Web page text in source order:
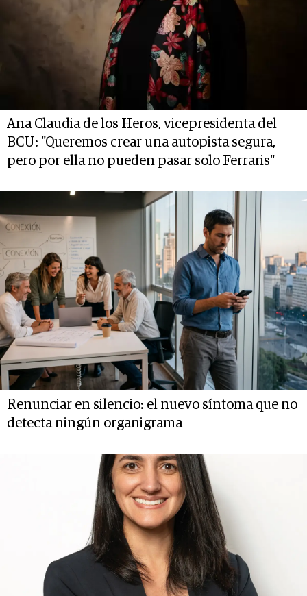
Ana Claudia de los Heros, vicepresidenta del
BCU: "Queremos crear una autopista segura,
pero por ella no pueden pasar solo Ferraris"
Renunciar en silencio: el nuevo síntoma que no
detecta ningún organigrama